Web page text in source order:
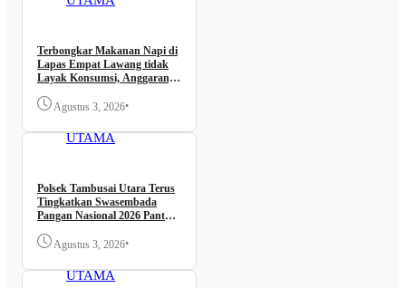
Terbongkar Makanan Napi di
Lapas Empat Lawang tidak
Layak Konsumsi, Anggaranya
Agustus 3, 2026•
BERITA
UTAMA
Polsek Tambusai Utara Terus
Tingkatkan Swasembada
Pangan Nasional 2026 Pantau
di Desa Bangun Jaya
Agustus 3, 2026•
BERITA
UTAMA